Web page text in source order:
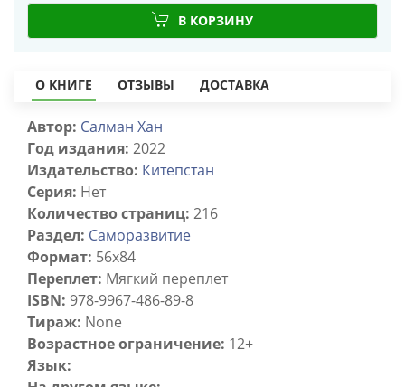
В КОРЗИНУ
О КНИГЕ ОТЗЫВЫ ДОСТАВКА
Автор: Салман Хан
Год издания: 2022
Издательство: Китепстан
Серия: Нет
Количество страниц: 216
Раздел: Саморазвитие
Формат: 56х84
Переплет: Мягкий переплет
ISBN: 978-9967-486-89-8
Тираж: None
Возрастное ограничение: 12+
Язык: